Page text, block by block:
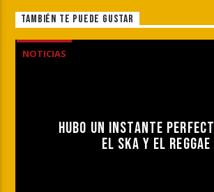
TAMBIÉN TE PUEDE GUSTAR
NOTICIAS
HUBO UN INSTANTE
EL SKA Y EL REGGAE